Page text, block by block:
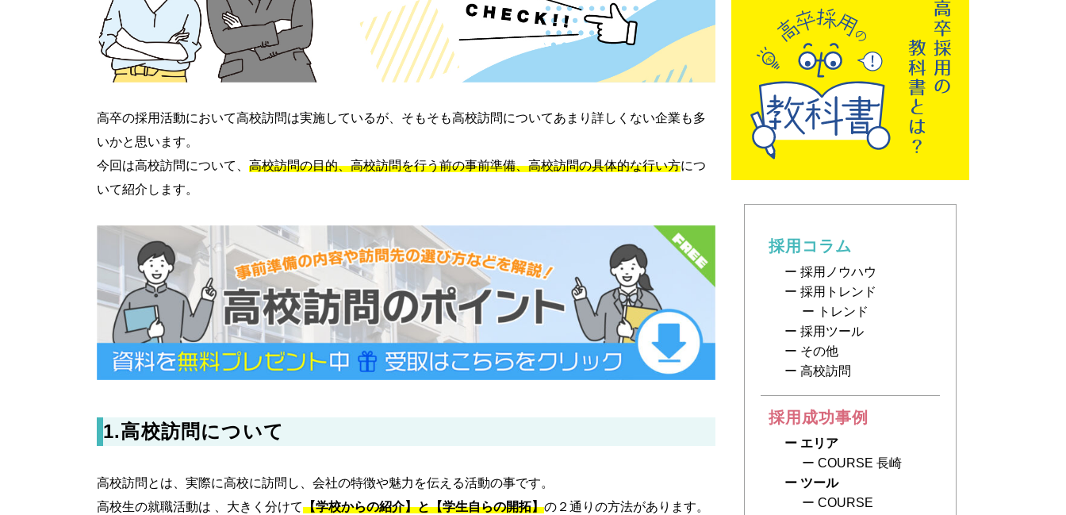
高卒の採用活動において高校訪問は実施しているが、そもそも高校訪問についてあまり詳しくない企業も多
いかと思います。
今回は高校訪問について、 高校訪問の目的、高校訪問を行う前の事前準備、高校訪問の具体的な行い方につ
いて紹介します。
1.高校訪問について
高校訪問とは、実際に高校に訪問し、会社の特徴や魅力を伝える活動の事です。
高校生の就職活動は 、大きく分けて【学校からの紹介】と【学生自らの開拓】の２通りの方法があります。
採用コラム
採用ノウハウ
採用トレンド
トレンド
採用ツール
その他
高校訪問
採用成功事例
エリア
COURSE 長崎
ツール
COURSE